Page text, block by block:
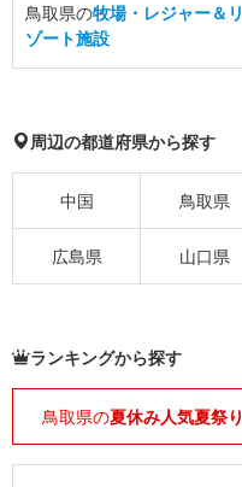
鳥取県の牧場・レジャー＆リ
ゾート施設
周辺の都道府県から探す
中国 鳥取県
広島県 山口県
ランキングから探す
鳥取県の夏休み人気夏祭り